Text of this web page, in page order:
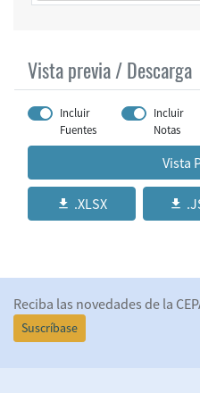
Vista previa / Descarga
Incluir
Fuentes
Incluir
Notas
Vista
.XLSX
Reciba las novedades de la
Suscríbase